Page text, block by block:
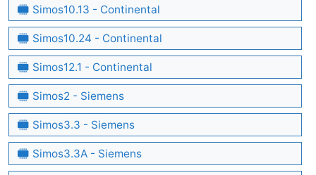
Simos10.13 - Continental
Simos10.24 - Continental
Simos12.1 - Continental
Simos2 - Siemens
Simos3.3 - Siemens
Simos3.3A - Siemens